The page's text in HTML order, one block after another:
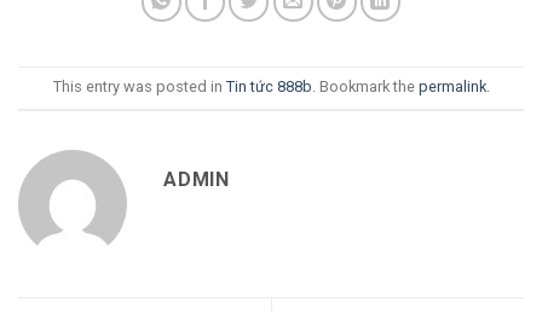
This entry was posted in Tin tức 888b. Bookmark the permalink.
ADMIN